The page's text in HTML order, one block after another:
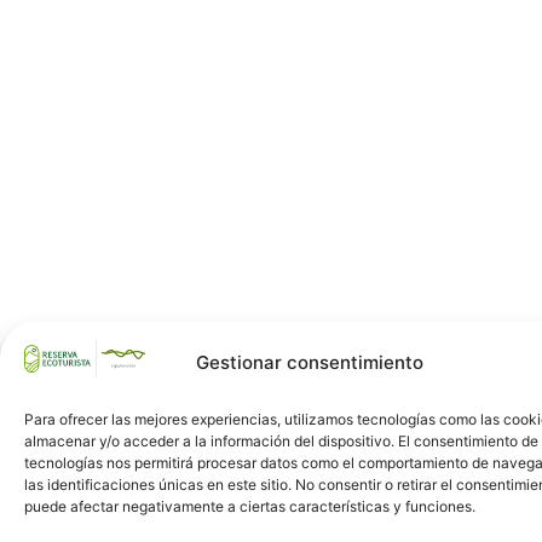
Gestionar consentimiento
Para ofrecer las mejores experiencias, utilizamos tecnologías como las
almacenar y/o acceder a la información del dispositivo. El consentimiento de
tecnologías nos permitirá procesar datos como el comportamiento de
las identificaciones únicas en este sitio. No consentir o retirar el
puede afectar negativamente a ciertas características y funciones.